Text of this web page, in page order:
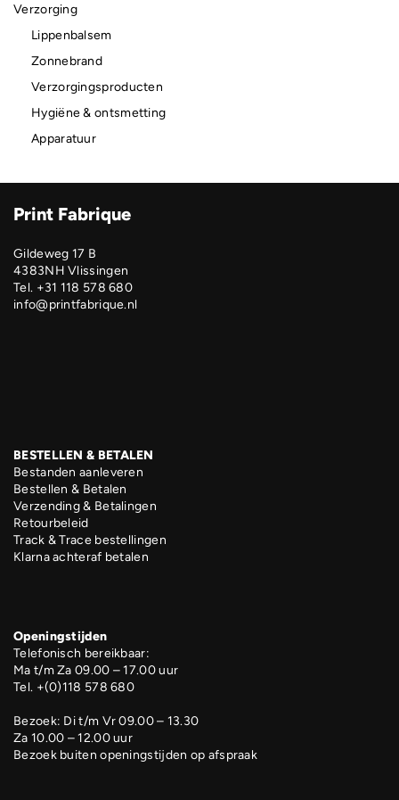
Verzorging
Lippenbalsem
Zonnebrand
Verzorgingsproducten
Hygiëne & ontsmetting
Apparatuur
Print Fabrique
Gildeweg 17 B
4383NH Vlissingen
Tel. +31 118 578 680
info@printfabrique.nl
BESTELLEN & BETALEN
Bestanden aanleveren
Bestellen & Betalen
Verzending & Betalingen
Retourbeleid
Track & Trace bestellingen
Klarna achteraf betalen
Openingstijden
Telefonisch bereikbaar:
Ma t/m Za 09.00 – 17.00 uur
Tel. +(0)118 578 680
Bezoek: Di t/m Vr 09.00 – 13.30
Za 10.00 – 12.00 uur
Bezoek buiten openingstijden op afspraak